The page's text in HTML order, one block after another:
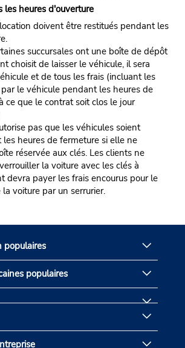
les heures d'ouverture
doivent être restitués pendant les
succursales ont une boîte de dépôt
choisit de laisser le véhicule, il sera
et de tous les frais (incluant les
le véhicule pendant les heures de
ce que le contrat soit clos le jour
pas que les véhicules soient
heures de fermeture si elle ne
réservée aux clés. Les clients ne
la voiture avec les clés à
devra payer les frais encourus pour le
voiture par un serrurier.
populaires
populaires